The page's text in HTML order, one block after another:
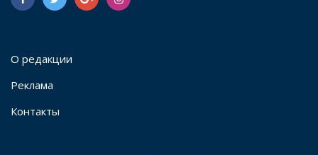
О редакции
Реклама
Контакты